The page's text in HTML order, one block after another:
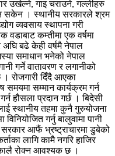
उखेल्ने, गाइ चराउने, गल्लीहरु
सकेन । स्थानीय सरकारले श्रम
व्यवसाय स्थापना गरी
कम्तीमा एक वर्षमा
अघि बढे केही वर्षमै नेपाल
समाधान भनेको नेपाल
गर्ने वातावरण र लगानीको
। रोजगारी दिँदै आएका
सम्मान कार्यक्रम गर्न
हौसला प्रदान गर्छ । बिदेसी
स्थानीय तहमा कुनै गुरुयोजना
गर्नु बालुवामा पानी
आफैं भ्रष्ट्राचारमा डुबेको
लागि कामै नगरि हाजिर
रोक्न आवश्यक छ ।